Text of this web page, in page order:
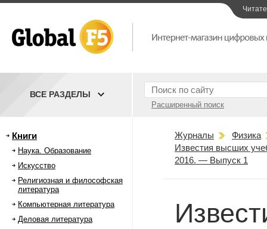
Расширенный поиск
ВСЕ РАЗДЕЛЫ
Книги
Наука. Образование
Искусство
Религиозная и философская
литература
Компьютерная литература
Деловая литература
Журналы
Физика
Известия высших
2016. — Выпуск 1